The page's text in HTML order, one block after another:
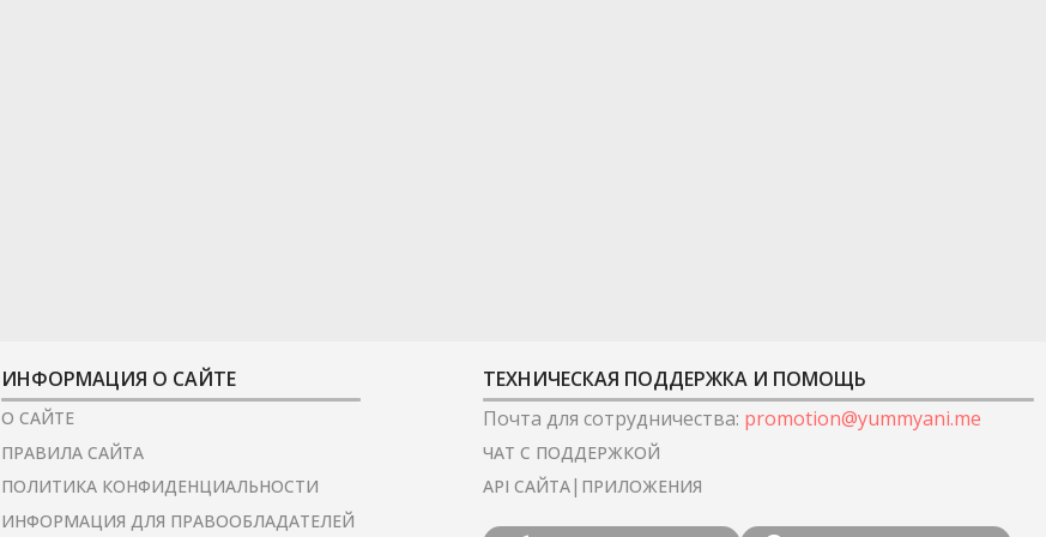
ИНФОРМАЦИЯ О САЙТЕ
О САЙТЕ
ПРАВИЛА САЙТА
ПОЛИТИКА КОНФИДЕНЦИАЛЬНОСТИ
ИНФОРМАЦИЯ ДЛЯ ПРАВООБЛАДАТЕЛЕЙ
ТЕХНИЧЕСКАЯ ПОДДЕРЖКА И ПОМОЩЬ
Почта для сотрудничества: promotion@yummyani.me
ЧАТ С ПОДДЕРЖКОЙ
API САЙТА| ПРИЛОЖЕНИЯ